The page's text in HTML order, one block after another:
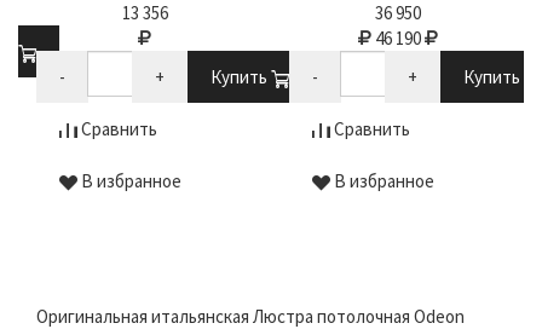
13 356
- + Купить
Сравнить
В избранное
36 950
46 190
-
+ Купить
Сравнить
В избранное
Оригинальная итальянская Люстра потолочная Odeon